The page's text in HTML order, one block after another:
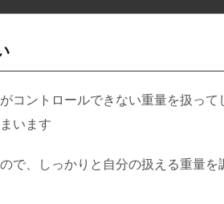
コントロールできない重量を扱って
います
で、しっかりと自分の扱える重量を